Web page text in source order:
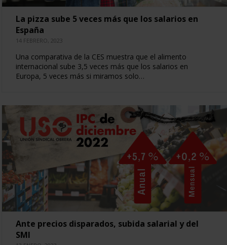
La pizza sube 5 veces más que los salarios en
España
14 FEBRERO, 2023
Una comparativa de la CES muestra que el alimento
internacional sube 3,5 veces más que los salarios en
Europa, 5 veces más si miramos solo…
Ante precios disparados, subida salarial y del
SMI